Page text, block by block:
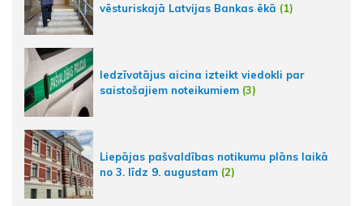
vēsturiskajā Latvijas Bankas ēkā (1)
Iedzīvotājus aicina izteikt viedokli par
saistošajiem noteikumiem (3)
Liepājas pašvaldības notikumu plāns laikā
no 3. līdz 9. augustam (2)